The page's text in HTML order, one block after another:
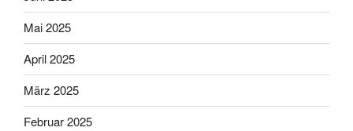
Mai 2025
April 2025
März 2025
Februar 2025